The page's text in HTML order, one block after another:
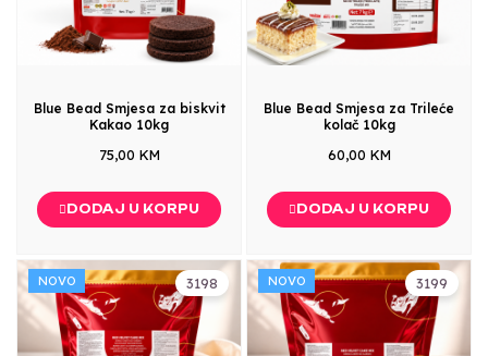
Blue Bead Smjesa za biskvit
Kakao 10kg
75,00 KM
DODAJ U KORPU
Blue Bead Smjesa za Trileće
kolač 10kg
60,00 KM
DODAJ U KORPU
3198
NOVO 3199
NOVO